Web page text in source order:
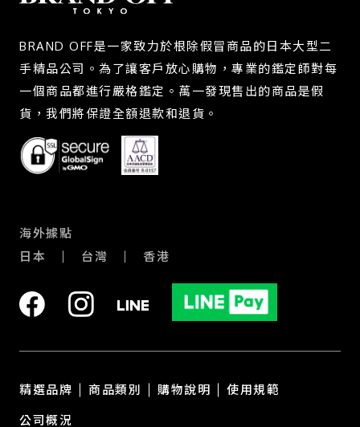
BRAND OFF是一家致力於根除假冒商品的日本大型二
手精品公司。為了讓客戶放心購物，專業的鑑定師對每
一個商品都進行嚴格鑑定。萬一發現售出的商品是假
貨，我們將保證全額退款和退貨。
海外據點
日本
台灣 香港
精選品牌 商品類別 購物說明
使用規範
公司概況